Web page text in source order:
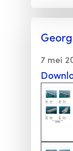
7 mei